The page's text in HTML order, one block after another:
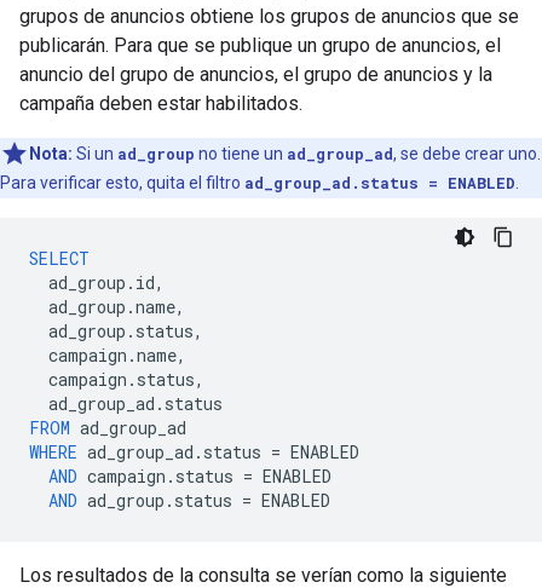
grupos de anuncios obtiene los grupos de anuncios que se
publicarán. Para que se publique un grupo de anuncios, el
anuncio del grupo de anuncios, el grupo de anuncios y la
campaña deben estar habilitados.
Nota: Si un ad_group no tiene un ad_group_ad, se debe crear uno.
Para verificar esto, quita el filtro ad_group_ad.status = ENABLED
SELECT
ad_group . id,
ad_group .name,
ad_group . status,
campaign .name,
campaign . status,
ad_group_ad . status
FROM ad_group_ad
WHERE ad_group_ad . status = ENABLED
AND campaign . status = ENABLED
AND ad_group . status = ENABLED
Los resultados de la consulta se verían como la siguiente